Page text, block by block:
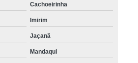
Cachoeirinha
Imirim
Jaçanã
Mandaqui